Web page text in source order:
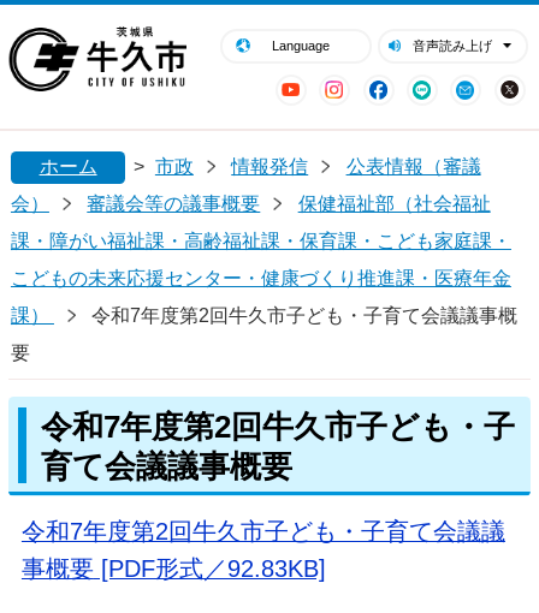
Language 音声読み上げ
YouTubeInstagram
Facebook
LINE Mail
閉じる
ホーム > 市政 情報発信
公表情報（審議
会）
審議会等の議事概要
保健福祉部（社会福祉
課・障がい福祉課・高齢福祉課・保育課・こども家庭課・
こどもの未来応援センター・健康づくり推進課・医療年金
課）
令和7年度第2回牛久市子ども・子育て会議議事概
要
令和7年度第2回牛久市子ども・子
育て会議議事概要
令和7年度第2回牛久市子ども・子育て会議議
事概要[PDF形式／92.83KB]